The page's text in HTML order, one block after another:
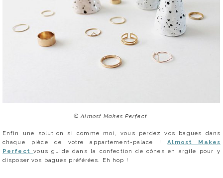
© Almost Makes Perfect
Enfin une solution si comme moi, vous perdez vos bagues dans
chaque pièce de votre appartement-palace !Almost Makes
Perfectvous guide dans la confection de cônes en argile pour y
disposer vos bagues préférées. Eh hop !